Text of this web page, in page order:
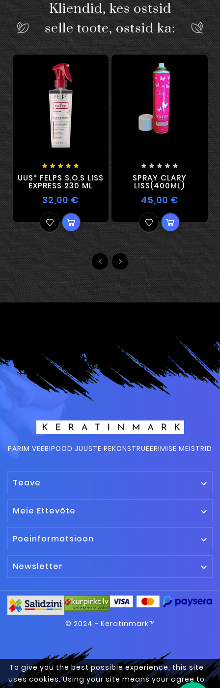
To give you the best possible experience, this site
uses cookies. Using your site means your agree to
Kliendid, kes ostsid
selle toote, ostsid ka:
    
UUS* FELPS S.O.S LISS
EXPRESS 230 ML
32,00 €
    
SPRAY CLARY
LISS(400ML)
45,00 €
 
PARIM VEEBIPOOD JUUSTE REKONSTRUEERIMISE MEISTRID
Teave 
Meie Ettevõte 
Poeinformatsioon 
Newsletter 
© 2024 - Keratinmark™